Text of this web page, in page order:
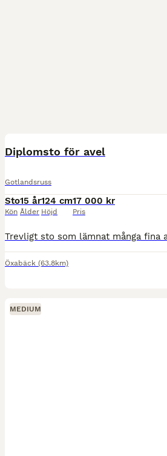
Diplomsto för avel
Gotlandsruss
Sto
Kön
15 år
Ålder
124 cm
Höjd
17 000 kr
Pris
Öxabäck (63.8km)
MEDIUM